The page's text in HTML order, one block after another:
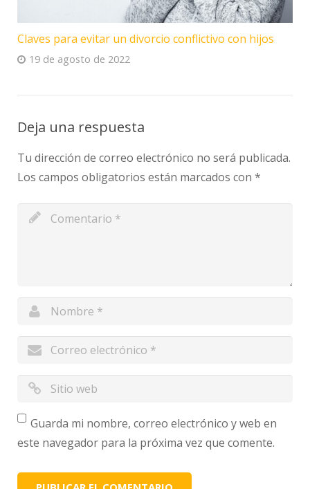
Claves para evitar un divorcio conflictivo con hijos
19 de agosto de 2022
Deja una respuesta
Tu dirección de correo electrónico no será publicada.
Los campos obligatorios están marcados con *
Guarda mi nombre, correo electrónico y web en
este navegador para la próxima vez que comente.